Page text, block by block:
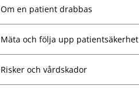
Om en patient drabbas
Mäta och följa upp patientsäkerhet
Risker och vårdskador